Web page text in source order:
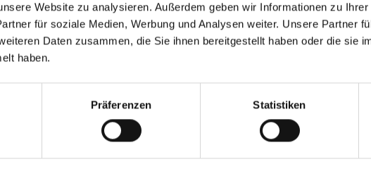
Website zu analysieren. Außerdem geben wir Informationen zu
für soziale Medien, Werbung und Analysen weiter. Unsere Partner
Daten zusammen, die Sie ihnen bereitgestellt haben oder die sie
haben.
Präferenzen Statistiken
Breite in centimeter